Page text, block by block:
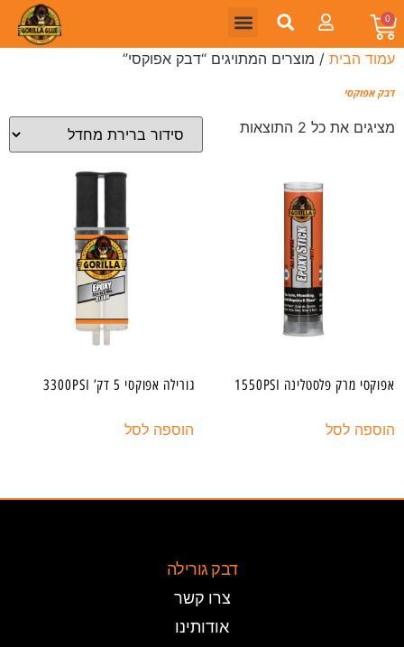
0
עמוד הבית / מוצרים המתויגים “דבק אפוקסי”
דבק אפוקסי
מציגים את כל ⁦2⁩ התוצאות
אפוקסי מרק פלסטלינה 1550PSI
הוספה לסל
גורילה אפוקסי 5 דק’ 3300PSI
הוספה לסל
דבק גורילה
צרו קשר
אודותינו